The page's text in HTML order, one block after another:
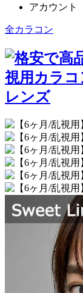
アカウント
全カラコン